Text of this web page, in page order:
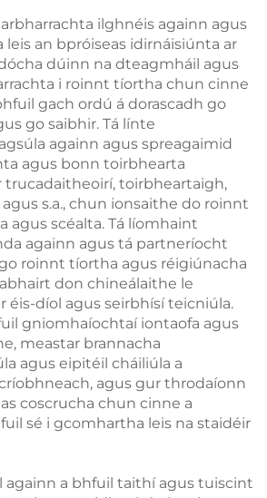
ilghnéis againn agus
an bpróiseas idirnáisiúnta ar
dúinn na dteagmháil agus
i roinnt tíortha chun cinne
gach ordú á dorascadh go
go saibhir. Tá línte
againn agus spreagaimid
agus bonn toirbhearta
trucadaitheoirí, toirbheartaigh,
s.a., chun ionsaithe do roinnt
agus scéalta. Tá líomhaint
againn agus tá partneríocht
roinnt tíortha agus réigiúnacha
don chineálaithe le
éis-díol agus seirbhísí teicniúla.
gniomhaíochtaí iontaofa agus
meastar brannacha
agus eipitéil cháiliúla a
agus gur throdaíonn
coscrucha chun cinne a
sé i gcomhartha leis na staidéir
againn a bhfuil taithí agus tuiscint